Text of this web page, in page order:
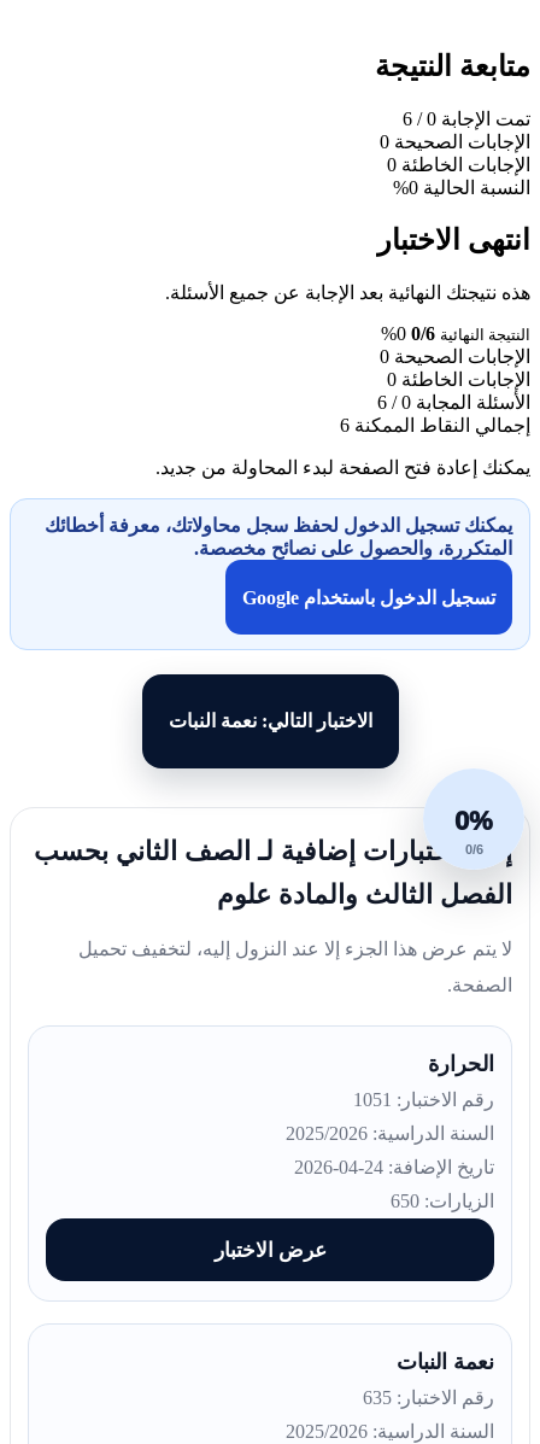
متابعة النتيجة
تمت الإجابة 0
/ 6
الإجابات الصحيحة 0
الإجابات الخاطئة 0
النسبة الحالية 0%
انتهى الاختبار
هذه نتيجتك النهائية بعد الإجابة عن جميع الأسئلة.
النتيجة النهائية 0/6
0%
الإجابات الصحيحة 0
الإجابات الخاطئة 0
الأسئلة المجابة 0 / 6
إجمالي النقاط الممكنة 6
يمكنك إعادة فتح الصفحة لبدء المحاولة من جديد.
يمكنك تسجيل الدخول لحفظ سجل محاولاتك، معرفة أخطائك
المتكررة، والحصول على نصائح مخصصة.
تسجيل الدخول باستخدام Google
الاختبار التالي: نعمة النبات
0%
0/6
إليك اختبارات إضافية لـ الصف الثاني بحسب
الفصل الثالث والمادة علوم
لا يتم عرض هذا الجزء إلا عند النزول إليه، لتخفيف تحميل
الصفحة.
الحرارة
رقم الاختبار: 1051
السنة الدراسية: 2025/2026
تاريخ الإضافة: 24-04-2026
الزيارات: 650
عرض الاختبار
نعمة النبات
رقم الاختبار: 635
السنة الدراسية: 2025/2026